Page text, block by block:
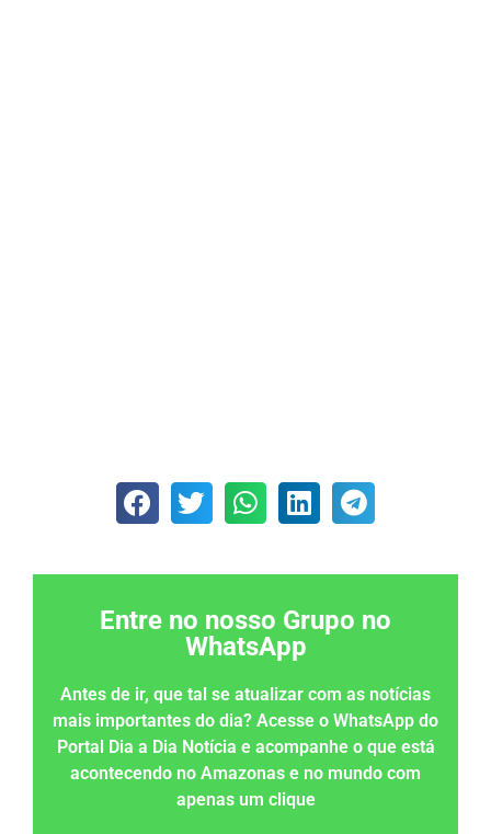
Entre no nosso Grupo no
WhatsApp
Antes de ir, que tal se atualizar com as notícias
mais importantes do dia? Acesse o WhatsApp do
Portal Dia a Dia Notícia e acompanhe o que está
acontecendo no Amazonas e no mundo com
apenas um clique